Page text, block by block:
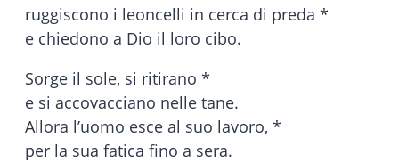
ruggiscono i leoncelli in cerca di preda *
e chiedono a Dio il loro cibo.
Sorge il sole, si ritirano *
e si accovacciano nelle tane.
Allora l’uomo esce al suo lavoro, *
per la sua fatica fino a sera.